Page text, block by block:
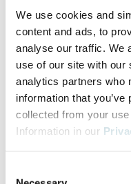
We use cookies and
content and ads, to
analyse our traffic. We
use of our site with our
analytics partners who
information that you’ve
collected from your
Information in our
Dr. Hartmut
北威州议会德国